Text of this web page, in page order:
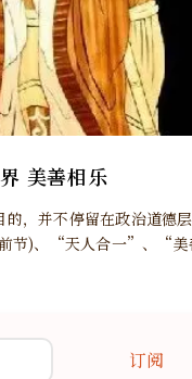
美善相乐
，并不停留在政治道德
节)、“天人合一”、“
订阅